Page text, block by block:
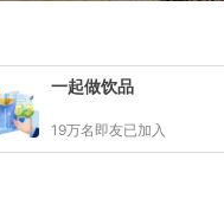
一起做饮品
19万名即友已加入